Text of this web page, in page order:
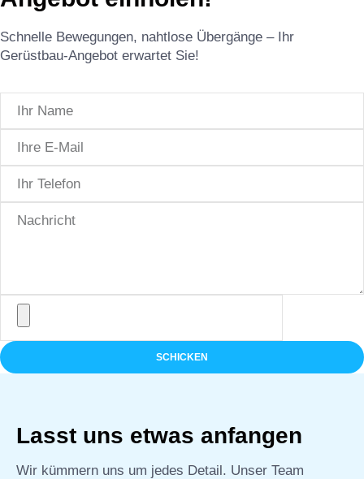
Schnelle Bewegungen, nahtlose Übergänge – Ihr
Gerüstbau-Angebot erwartet Sie!
SCHICKEN
Lasst uns etwas anfangen
Wir kümmern uns um jedes Detail. Unser Team